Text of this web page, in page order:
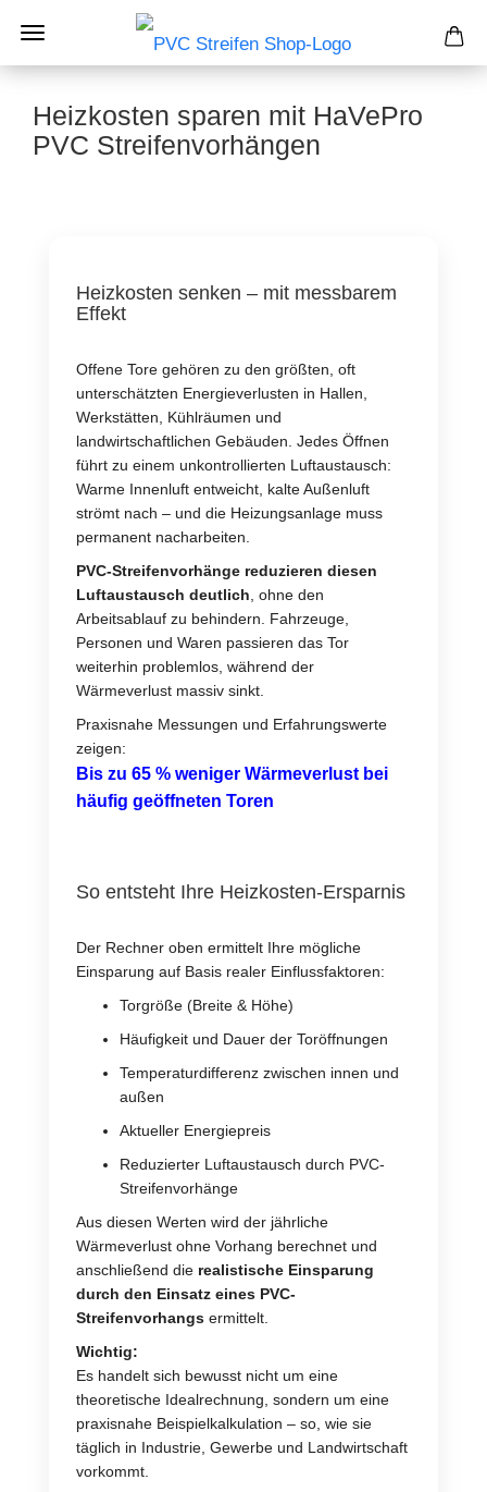
Heizkosten sparen mit HaVePro
PVC Streifenvorhängen
Heizkosten senken – mit messbarem
Effekt
Offene Tore gehören zu den größten, oft
unterschätzten Energieverlusten in Hallen,
Werkstätten, Kühlräumen und
landwirtschaftlichen Gebäuden. Jedes Öffnen
führt zu einem unkontrollierten Luftaustausch:
Warme Innenluft entweicht, kalte Außenluft
strömt nach – und die Heizungsanlage muss
permanent nacharbeiten.
PVC-Streifenvorhänge reduzieren diesen
Luftaustausch deutlich , ohne den
Arbeitsablauf zu behindern. Fahrzeuge,
Personen und Waren passieren das Tor
weiterhin problemlos, während der
Wärmeverlust massiv sinkt.
Praxisnahe Messungen und Erfahrungswerte
zeigen:
Bis zu 65 % weniger Wärmeverlust bei
häufig geöffneten Toren
So entsteht Ihre Heizkosten-Ersparnis
Der Rechner oben ermittelt Ihre mögliche
Einsparung auf Basis realer Einflussfaktoren:
Torgröße (Breite & Höhe)
Häufigkeit und Dauer der Toröffnungen
Temperaturdifferenz zwischen innen und
außen
Aktueller Energiepreis
Reduzierter Luftaustausch durch PVC-
Streifenvorhänge
Aus diesen Werten wird der jährliche
Wärmeverlust ohne Vorhang berechnet und
anschließend die realistische Einsparung
durch den Einsatz eines PVC-
Streifenvorhangs ermittelt.
Wichtig:
Es handelt sich bewusst nicht um eine
theoretische Idealrechnung, sondern um eine
praxisnahe Beispielkalkulation – so, wie sie
täglich in Industrie, Gewerbe und Landwirtschaft
vorkommt.